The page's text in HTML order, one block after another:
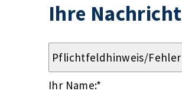
Ihre Nachricht
Ihr Name:*